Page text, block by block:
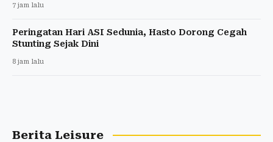
7 jam lalu
Peringatan Hari ASI Sedunia, Hasto Dorong Cegah
Stunting Sejak Dini
8 jam lalu
Berita Leisure